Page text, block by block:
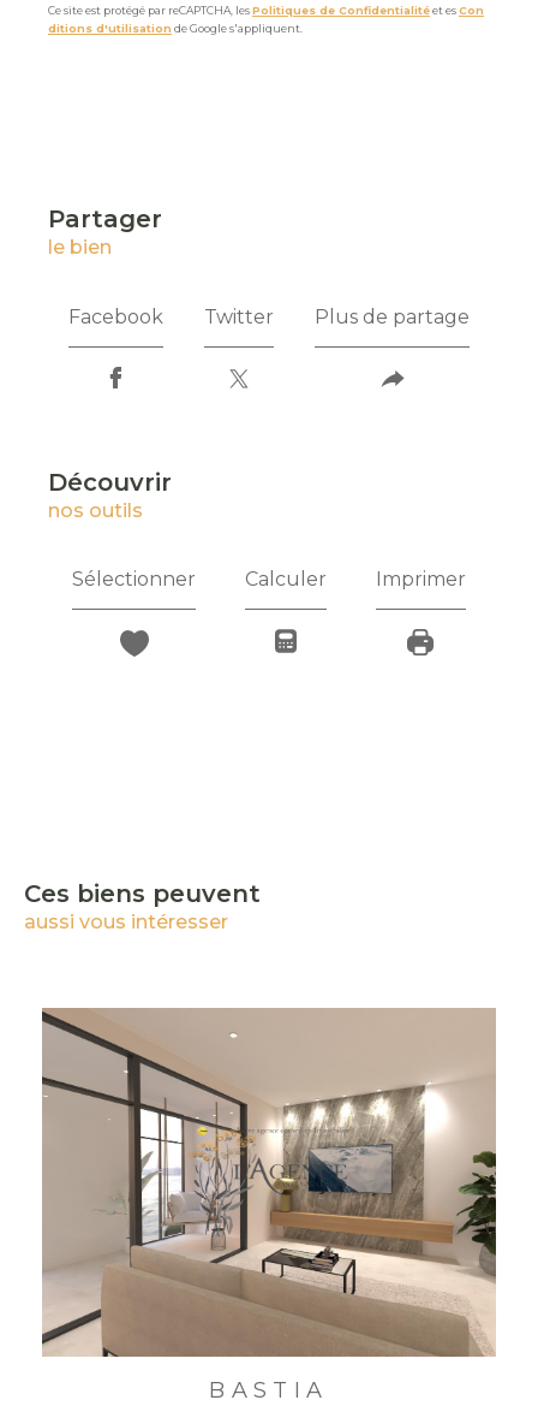
Ce site est protégé par reCAPTCHA, lesPolitiques de Confidentialitéet esCon
ditions d'utilisation de Google s'appliquent.
partager
le bien
Facebook Twitter Plus de partage
découvrir
nos outils
Sélectionner Calculer Imprimer
Ces biens peuvent
aussi vous intéresser
BASTIA